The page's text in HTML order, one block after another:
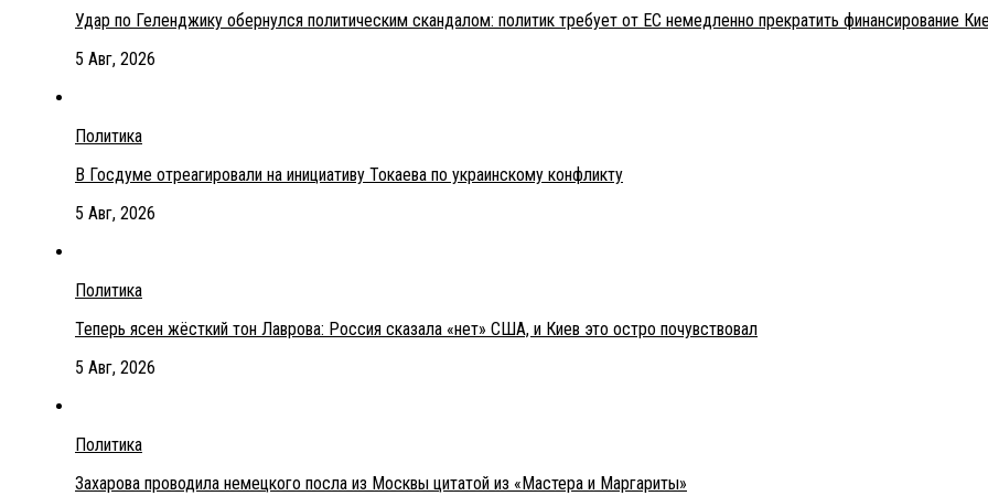
Удар по Геленджику обернулся политическим скандалом: политик требует от ЕС немедленно прекратить финансирование
5 Авг, 2026
Политика
В Госдуме отреагировали на инициативу Токаева по украинскому конфликту
5 Авг, 2026
Политика
Теперь ясен жёсткий тон Лаврова: Россия сказала «нет» США, и Киев это остро почувствовал
5 Авг, 2026
Политика
Захарова проводила немецкого посла из Москвы цитатой из «Мастера и Маргариты»